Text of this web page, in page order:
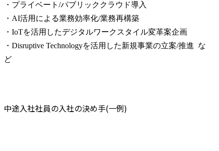
・プライベート/パブリッククラウド導入
・AI活用による業務効率化/業務再構築
・IoTを活用したデジタルワークスタイル変革案企画
・Disruptive Technologyを活用した新規事業の立案/推進  な
ど
中途入社社員の入社の決め手(一例)